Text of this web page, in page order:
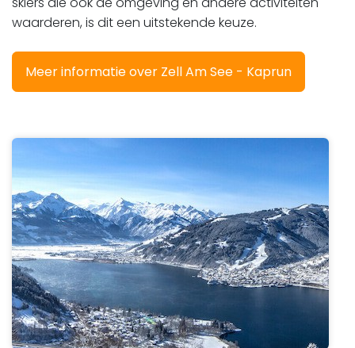
waarderen, is dit een uitstekende keuze.
Meer informatie over Zell Am See - Kaprun